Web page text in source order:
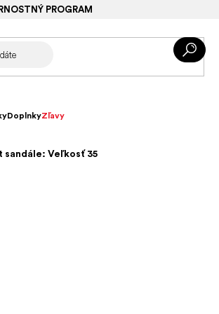
PROGRAM
DoplnkyZľavy
sandále: Veľkosť 35